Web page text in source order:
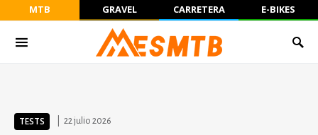
MTB GRAVEL CARRETERA E-BIKES
TESTS 22 julio 2026